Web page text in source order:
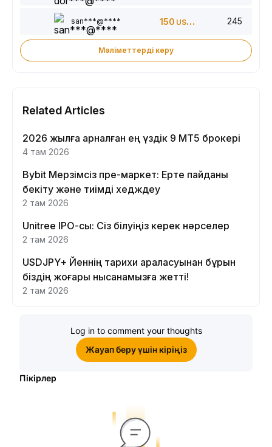
san***@**** 150 USDT 245
Мәліметтерді көру
Related Articles
2026 жылға арналған ең үздік 9 MT5 брокері
4 там 2026
Bybit Мерзімсіз пре-маркет: Ерте пайданы
бекіту және тиімді хедждеу
2 там 2026
Unitree IPO-сы: Сіз білуіңіз керек нәрселер
2 там 2026
USDJPY+ Йеннің тарихи араласуынан бұрын
біздің жоғары нысанамызға жетті!
2 там 2026
Log in to comment your thoughts
Жауап беру үшін кіріңіз
Пікірлер